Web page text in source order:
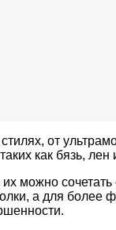
от
как бязь,
можно
а для более